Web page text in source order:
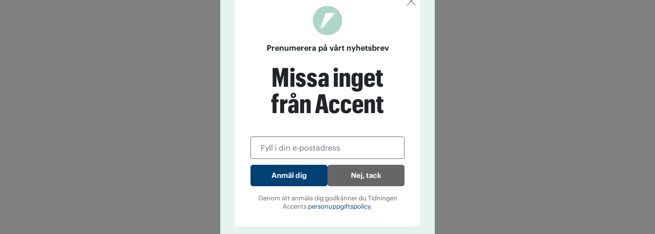
Prenumerera på vårt nyhetsbrev
Missa inget
från Accent
Nej, tack
Genom att anmäla dig godkänner du Tidningen
Accents personuppgiftspolicy.